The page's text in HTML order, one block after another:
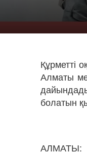
Құрметті
Алматы
болатын
АЛМАТЫ: